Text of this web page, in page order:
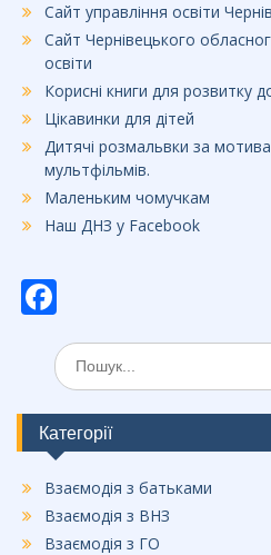
Сайт управління освіти
Сайт Чернівецького
освіти
Корисні книги для розвитку
Цікавинки для дітей
Дитячі розмальвки за
мультфільмів.
Маленьким чомучкам
Наш ДНЗ у Facebook
ac
e
b
o
o
k
Шукати:
Категорії
Взаємодія з батьками
Взаємодія з ВНЗ
Взаємодія з ГО